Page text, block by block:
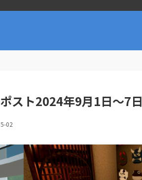
スト2024年9月1日〜7日
02